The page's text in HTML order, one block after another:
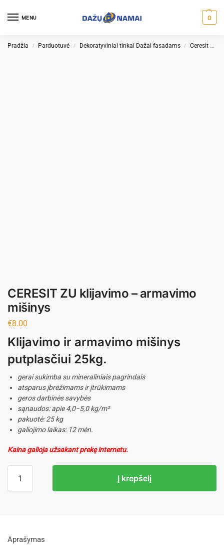
MENU 0
Pradžia / Parduotuvė / Dekoratyviniai tinkai Dažai fasadams / Ceresit dekoratyviniai tinkai
CERESIT ZU klijavimo – armavimo
mišinys
€8.00
Klijavimo ir armavimo mišinys
putplasčiui 25kg.
gerai sukimba su mineraliniais pagrindais
atsparus įbrėžimams ir įtrūkimams
geros darbinės savybės
sąnaudos: apie 4,0−5,0 kg/m²
pakuotė: 25 kg
galiojimo laikas: 12 mėn.
Kaina galioja užsakant prekę internetu.
Į krepšelį
Aprašymas